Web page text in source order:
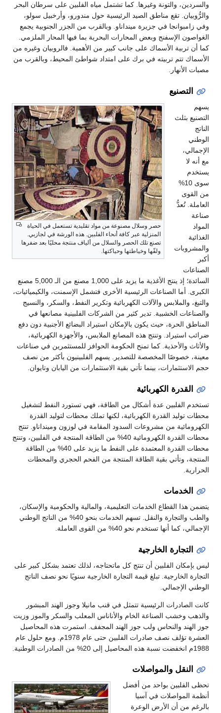
والسردين، والتونة وغيرها. كما تشتمل مياه الفلبين على سرطان البحر
والرُّوبيان. تقع مناطق الصيد الرئيسية حول مندورو، وأرخبيل سولو،
وفي زامبوانجا في جزيرة مينداناو. وبالقرب من الجزر الجنوبية يجمع
الغواصون الإسفنج وبعض المحارات البحرية بما فيها المحار الملزمي.
كما أن تربية الأسماك على جانب كبير من الأهمية. فالروبيان وغيره من
الأسماك تتم تربيته في برك على امتداد شواطئ المحيط، وبالقرب من
مصبات الأنهار.
التصنيع
حصر وسلال مصنوعة من مواد تقليدية تستعمل في الحياة
المنزلية عبر كافة أنحاء الفلبين. هذه الورشة في لجازبي.
تصنع تلك الحصر والسلال من ألياف منتجة محليًا بعد ضفرها
ولفّها وخياطتها وحياكتها.
يسهم
التصنيع بثلث
الناتج
الوطني
الإجمالي،
مع أنه لا
يستخدم
سوى 10%
من القوى
العاملة. تُعدُّ
صناعة
المواد
الغذائية
والمشروبات
أكبر
الصناعات
السائدة؛ إذ ينتج الأغذية ما يزيد على 1,000 مصنع من الـ 5,000 مصنع
الكبرى. أما الصناعات الرئيسية الأخرى فتشمل الإسمنت، والكيميائيات،
والتبغ، والملابس والآلات الكهربائية وتكرير النفط، والسكر، والنسيج
والصناعات الخشبية. تدير كثير من الشركات الفلبينية مصانعها في
المناطق الحرة، حيث يكون بالإمكان استيراد البضائع الأجنبية دون دفع
ضرائب استيراد. وتنتج هذه المصانع الملابس، والأجهزة الكهربائية،
والأثاث والأحذية. كما تمنح الحكومة الحوافز للمستثمرين في صناعات
معينة، خصوصًا المخصصة للتصدير. يسهم الفلبينيون بأكثر من نصف
حجم الاستثمارات، بينما تأتي بقية الاستثمارات من اليابان وتايوان.
القدرة الكهربائية
تستخدم الفلبين عدة أشكال من الطاقة، فهي تستورد النفط لتشغيل
محطات توليد القدرة الكهربائية، لكنها تملك محطات لتوليد القدرة
الكهرومائية من مشروعات السدود المقامة في لوزون ومينداناو. تنتج
محطات القدرة الكهرومائية 40% من الطاقة المنتجة في الفلبين، وتنتج
محطات القدرة المعتمدة على النفط ما يزيد على 40% من الطاقة
المنتجة، وتأتي بقية الطاقة المنتجة من الفحم الحجري والمحطات
الحرارية.
الخدمات
يتضمن هذا القطاع الخدمات التعليمية، والمالية والحكومية والإسكان،
والطب والتجارة والنقل. تسهم الخدمات بنحو 40% من الناتج الوطني
الإجمالي، كما أنها تستخدم نحو 40% من القوى العاملة.
التجارة الخارجية
ليس بإمكان الفلبين أن تنتج كل ماتحتاجه، لذلك تعتمد بشكل كبير على
التجارة الخارجية. تبلغ قيمة التجارة الخارجية سنويًا نحو نصف الناتج
الوطني الإجمالي.
كانت الصادرات الرئيسية تتمثل في قنب مانيلا وجوز الهند المبشور
والذهب وخشب الصناعة الخام والأناناس المعلب والسكر والموز وزيت
جوز الهند والنحاس ولب جوز الهند المجفف. استمرت هذه المحاصيل
العشرة تؤلف نصف صادرات الفلبين حتى عام 1978م. ومع حلول عام
1988م انخفضت نسبة هذه المحاصيل إلى 20% من الصادرات الوطنية.
النقل والمواصلات
تحظى الفلبين بواحد من أفضل
أنظمة المواصلات في آسيا
بالرغم من أن الأرض الوعرة